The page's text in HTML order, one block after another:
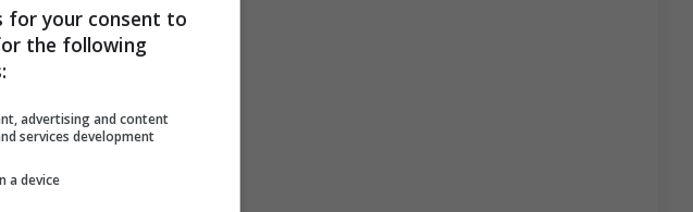
si sentono a loro
l’occhiolino, è
for your consent to
the following
advertising and content
services development
a device